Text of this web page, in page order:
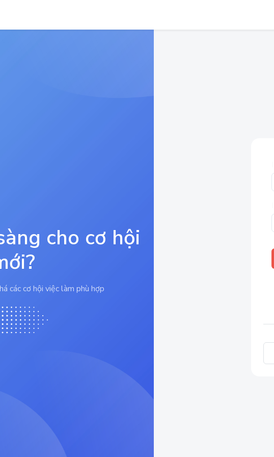
cho cơ hội
các cơ hội việc làm phù hợp